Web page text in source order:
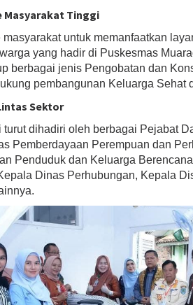
Masyarakat Tinggi
masyarakat untuk memanfaatkan
yang hadir di Puskesmas
berbagai jenis Pengobatan dan
pembangunan Keluarga Sehat
Sektor
turut dihadiri oleh berbagai Pejabat
Pemberdayaan Perempuan dan
Penduduk dan Keluarga
Dinas Perhubungan, Kepala